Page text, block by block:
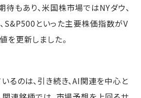
待もあり、米国株市場ではNYダウ、
S&P500といった主要株価指数がV
を更新しました。
るのは、引き続き、AI関連を中心と